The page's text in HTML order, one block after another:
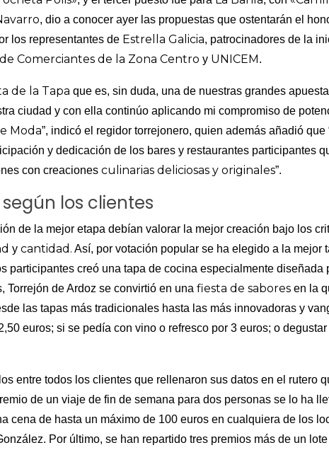
, dio a conocer ayer las propuestas que ostentarán el
los representantes de Estrella Galicia, patrocinadores de la
Comerciantes de la Zona Centro y UNICEM.
de la Tapa que es, sin duda, una de nuestras grandes
ciudad y con ella continúo aplicando mi compromiso de
Moda”, indicó el regidor torrejonero, quien además añadió que
y dedicación de los bares y restaurantes participantes
con creaciones culinarias deliciosas y originales”.
los clientes
de la mejor etapa debían valorar la mejor creación bajo los
ycantidad. Así, por votación popular se ha elegido a la mejor
participantes creó una tapa de cocina especialmente diseñada
Torrejón de Ardoz se convirtió en una fiesta de sabores en la
las tapas más tradicionales hasta las más innovadoras y
euros; si se pedía con vino o refresco por 3 euros; o
entre todos los clientes que rellenaron sus datos en el rutero
de un viaje de fin de semana para dos personas se lo ha
cena de hasta un máximo de 100 euros en cualquiera de los
Por último, se han repartido tres premios más de un